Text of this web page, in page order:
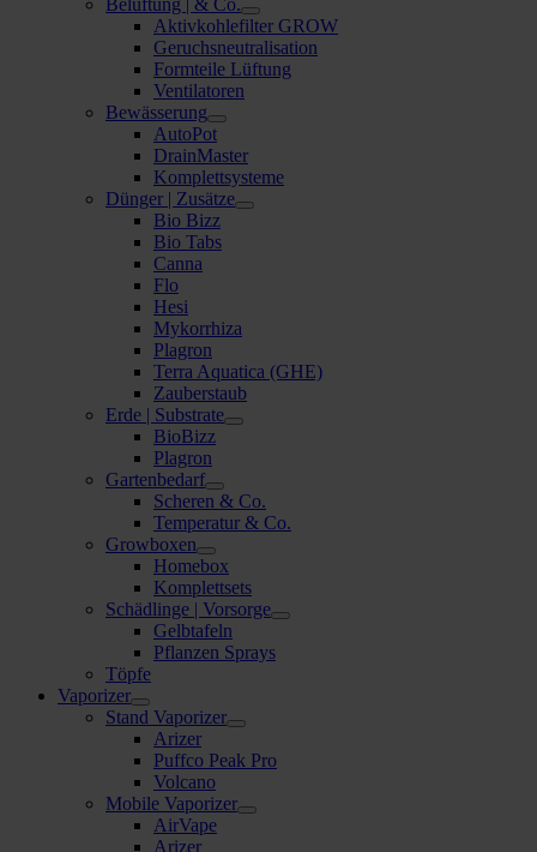
Belüftung | & Co.
Aktivkohlefilter GROW
Geruchsneutralisation
Formteile Lüftung
Ventilatoren
Bewässerung
AutoPot
DrainMaster
Komplettsysteme
Dünger | Zusätze
Bio Bizz
Bio Tabs
Canna
Flo
Hesi
Mykorrhiza
Plagron
Terra Aquatica (GHE)
Zauberstaub
Erde | Substrate
BioBizz
Plagron
Gartenbedarf
Scheren & Co.
Temperatur & Co.
Growboxen
Homebox
Komplettsets
Schädlinge | Vorsorge
Gelbtafeln
Pflanzen Sprays
Töpfe
Vaporizer
Stand Vaporizer
Arizer
Puffco Peak Pro
Volcano
Mobile Vaporizer
AirVape
Arizer